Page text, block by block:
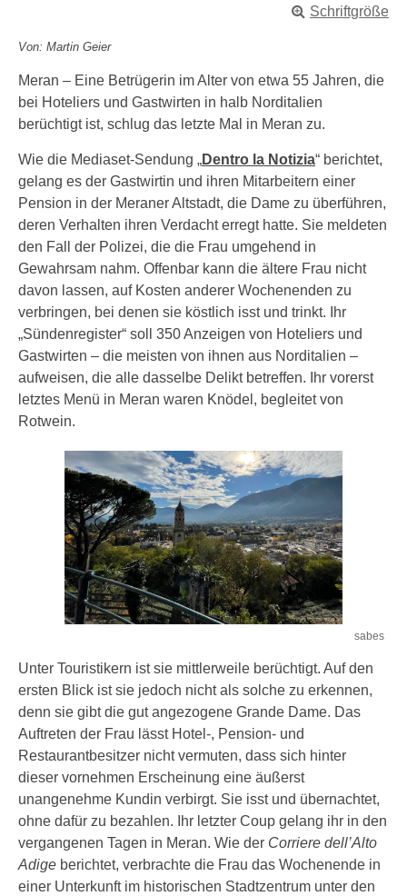
Schriftgröße
Von: Martin Geier
Meran – Eine Betrügerin im Alter von etwa 55 Jahren, die
bei Hoteliers und Gastwirten in halb Norditalien
berüchtigt ist, schlug das letzte Mal in Meran zu.
Wie die Mediaset-Sendung „Dentro la Notizia“ berichtet,
gelang es der Gastwirtin und ihren Mitarbeitern einer
Pension in der Meraner Altstadt, die Dame zu überführen,
deren Verhalten ihren Verdacht erregt hatte. Sie meldeten
den Fall der Polizei, die die Frau umgehend in
Gewahrsam nahm. Offenbar kann die ältere Frau nicht
davon lassen, auf Kosten anderer Wochenenden zu
verbringen, bei denen sie köstlich isst und trinkt. Ihr
„Sündenregister“ soll 350 Anzeigen von Hoteliers und
Gastwirten – die meisten von ihnen aus Norditalien –
aufweisen, die alle dasselbe Delikt betreffen. Ihr vorerst
letztes Menü in Meran waren Knödel, begleitet von
Rotwein.
sabes
Unter Touristikern ist sie mittlerweile berüchtigt. Auf den
ersten Blick ist sie jedoch nicht als solche zu erkennen,
denn sie gibt die gut angezogene Grande Dame. Das
Auftreten der Frau lässt Hotel-, Pension- und
Restaurantbesitzer nicht vermuten, dass sich hinter
dieser vornehmen Erscheinung eine äußerst
unangenehme Kundin verbirgt. Sie isst und übernachtet,
ohne dafür zu bezahlen. Ihr letzter Coup gelang ihr in den
vergangenen Tagen in Meran. Wie der Corriere dell’Alto
Adige berichtet, verbrachte die Frau das Wochenende in
einer Unterkunft im historischen Stadtzentrum unter den